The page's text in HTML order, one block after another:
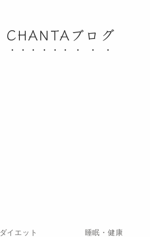
CHANTAブログ
ダイエット 睡眠・健康